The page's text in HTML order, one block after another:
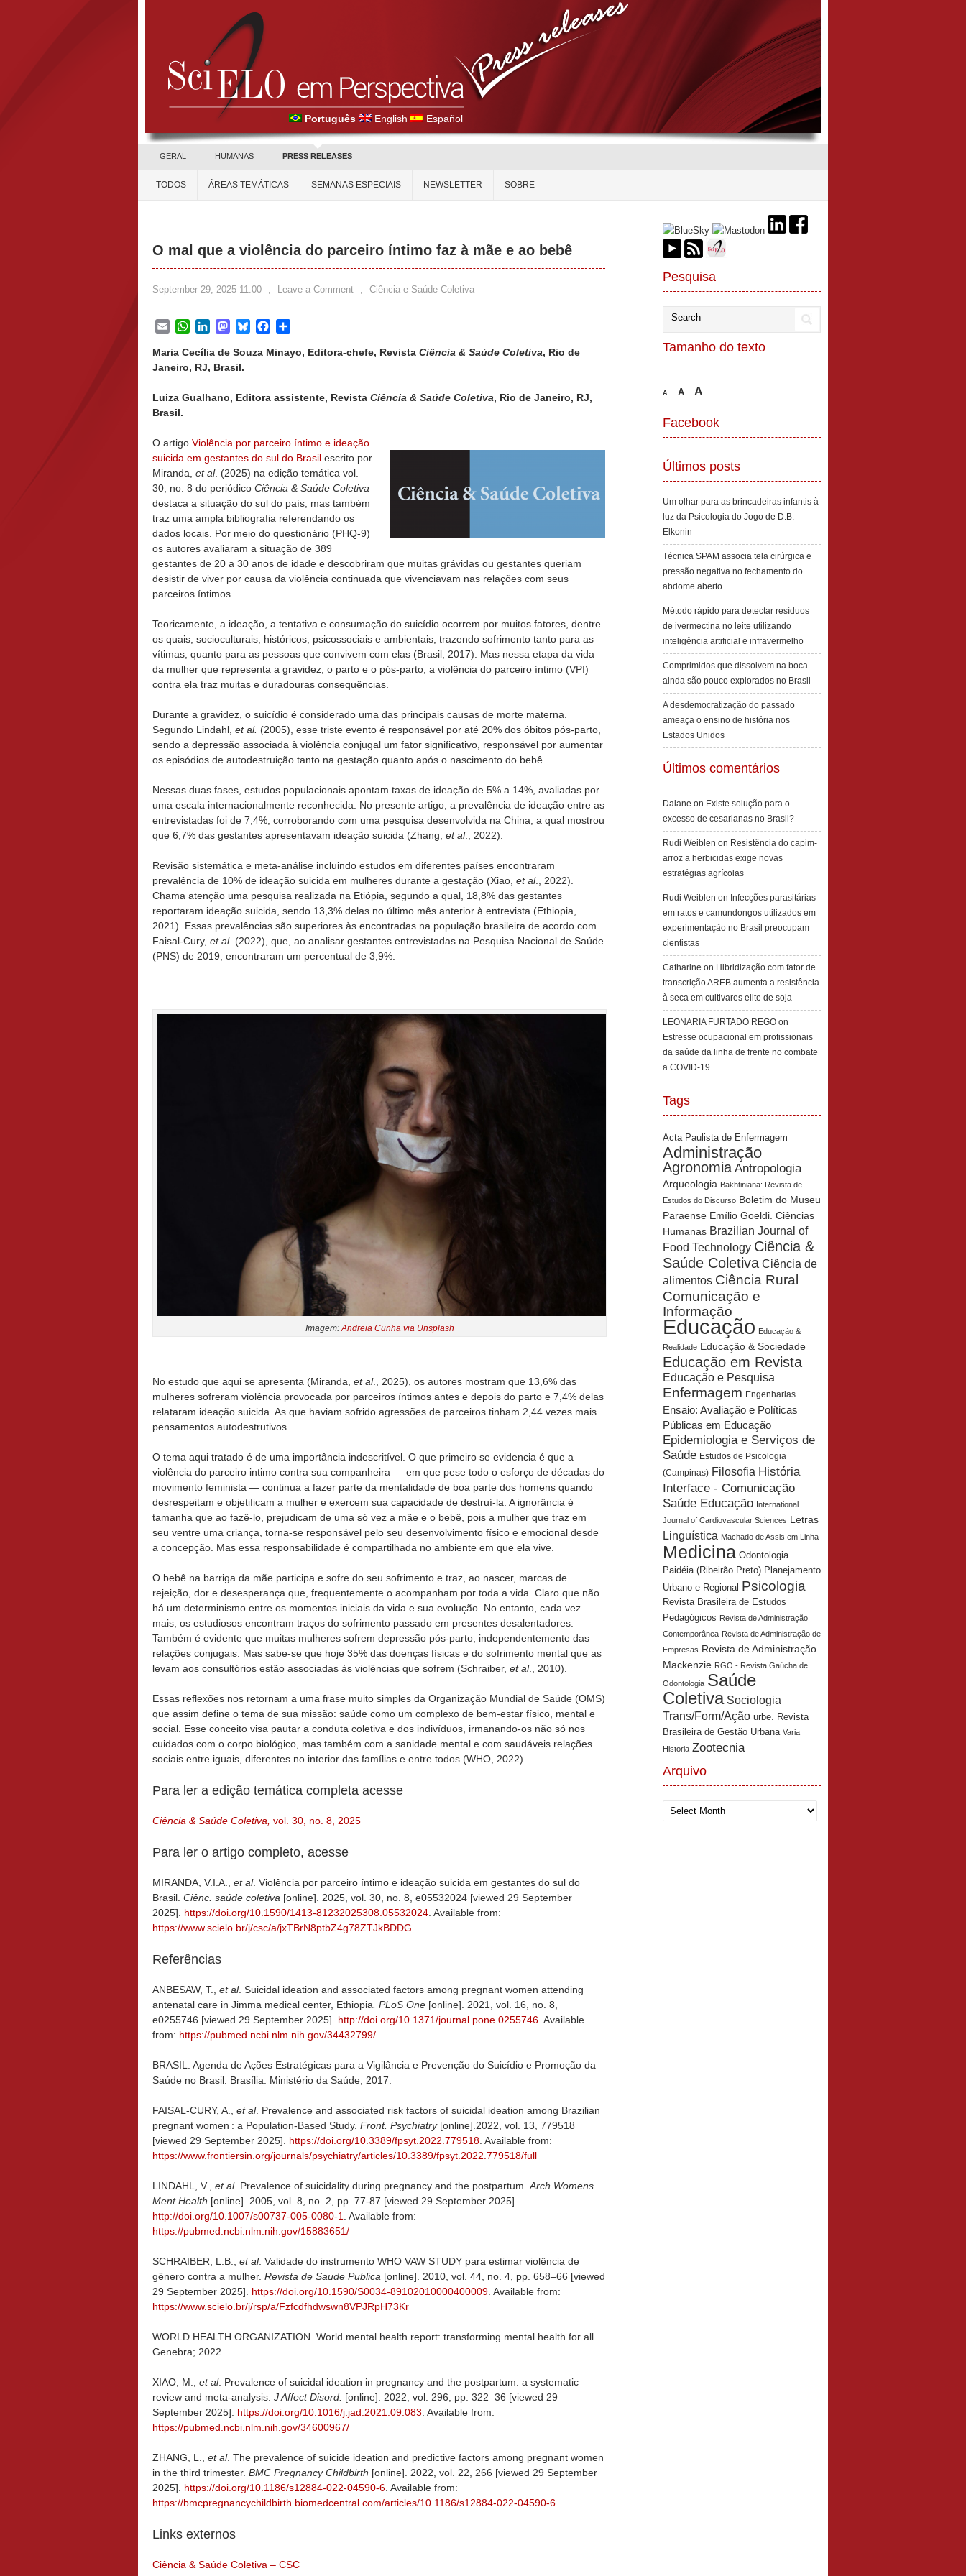
Português English Español
GERAL HUMANAS PRESS RELEASES
TODOS ÁREAS TEMÁTICAS SEMANAS ESPECIAIS NEWSLETTER SOBRE
O mal que a violência do parceiro íntimo faz à mãe e ao bebê
September 29, 2025 11:00 , Leave a Comment , Ciência e Saúde Coletiva
EmailWhatsApp
LinkedInMastodon
BlueskyFacebook
Maria Cecília de Souza Minayo, Editora-chefe, Revista Ciência & Saúde Coletiva, Rio de
Janeiro, RJ, Brasil.
Luiza Gualhano, Editora assistente, Revista Ciência & Saúde Coletiva, Rio de Janeiro, RJ,
Brasil.
O artigo Violência por parceiro íntimo e ideação
suicida em gestantes do sul do Brasil escrito por
Miranda, et al. (2025) na edição temática vol.
30, no. 8 do periódico Ciência & Saúde Coletiva
destaca a situação do sul do país, mas também
traz uma ampla bibliografia referendando os
dados locais. Por meio do questionário (PHQ-9)
os autores avaliaram a situação de 389
gestantes de 20 a 30 anos de idade e descobriram que muitas grávidas ou gestantes queriam
desistir de viver por causa da violência continuada que vivenciavam nas relações com seus
parceiros íntimos.
Teoricamente, a ideação, a tentativa e consumação do suicídio ocorrem por muitos fatores, dentre
os quais, socioculturais, históricos, psicossociais e ambientais, trazendo sofrimento tanto para as
vítimas, quanto para as pessoas que convivem com elas (Brasil, 2017). Mas nessa etapa da vida
da mulher que representa a gravidez, o parto e o pós-parto, a violência do parceiro íntimo (VPI)
contra ela traz muitas e duradouras consequências.
Durante a gravidez, o suicídio é considerado uma das principais causas de morte materna.
Segundo Lindahl, et al. (2005), esse triste evento é responsável por até 20% dos óbitos pós-parto,
sendo a depressão associada à violência conjugal um fator significativo, responsável por aumentar
os episódios de autodestruição tanto na gestação quanto após o nascimento do bebê.
Nessas duas fases, estudos populacionais apontam taxas de ideação de 5% a 14%, avaliadas por
uma escala internacionalmente reconhecida. No presente artigo, a prevalência de ideação entre as
entrevistadas foi de 7,4%, corroborando com uma pesquisa desenvolvida na China, a qual mostrou
que 6,7% das gestantes apresentavam ideação suicida (Zhang, et al., 2022).
Revisão sistemática e meta-análise incluindo estudos em diferentes países encontraram
prevalência de 10% de ideação suicida em mulheres durante a gestação (Xiao, et al., 2022).
Chama atenção uma pesquisa realizada na Etiópia, segundo a qual, 18,8% das gestantes
reportaram ideação suicida, sendo 13,3% delas no último mês anterior à entrevista (Ethiopia,
2021). Essas prevalências são superiores às encontradas na população brasileira de acordo com
Faisal-Cury, et al. (2022), que, ao analisar gestantes entrevistadas na Pesquisa Nacional de Saúde
(PNS) de 2019, encontraram um percentual de 3,9%.
Imagem: Andreia Cunha via Unsplash
No estudo que aqui se apresenta (Miranda, et al., 2025), os autores mostram que 13,6% das
mulheres sofreram violência provocada por parceiros íntimos antes e depois do parto e 7,4% delas
relataram ideação suicida. As que haviam sofrido agressões de parceiros tinham 2,44 vezes mais
pensamentos autodestrutivos.
O tema aqui tratado é de uma importância indescritível. O que primeiro se evidencia é que a
violência do parceiro intimo contra sua companheira — em que pese todo o esforço de décadas do
movimento feminista — continua a fazer parte da mentalidade de boa parte dos homens quando
desrespeitam e objetificam a mulher e exercem sua capacidade de destruí-la. A ignorância é
tamanha que ao fazê-lo, prejudicam de uma só vez a mãe e o bebê, pois a mulher que traz em
seu ventre uma criança, torna-se responsável pelo seu desenvolvimento físico e emocional desde
a concepção. Mas essa responsabilidade é compartilhada no ambiente em que ela vive.
O bebê na barriga da mãe participa e sofre do seu sofrimento e traz, ao nascer, marcas de
rejeição, dor e desesperança que, frequentemente o acompanham por toda a vida. Claro que não
há um determinismo entre os momentos iniciais da vida e sua evolução. No entanto, cada vez
mais, os estudiosos encontram traços do sofrimento passado em presentes desalentadores.
Também é evidente que muitas mulheres sofrem depressão pós-parto, independentemente das
relações conjugais. Mas sabe-se que hoje 35% das doenças físicas e do sofrimento mental que as
levam aos consultórios estão associadas às violências que sofrem (Schraiber, et al., 2010).
Essas reflexões nos retornam a uma frase muito simples da Organização Mundial de Saúde (OMS)
que assim define o tema de sua missão: saúde como um complexo de bem-estar físico, mental e
social. Esse conceito visa pautar a conduta coletiva e dos indivíduos, irmanando-os não só nos
cuidados com o corpo biológico, mas também com a sanidade mental e com saudáveis relações
sociais entre iguais, diferentes no interior das famílias e entre todos (WHO, 2022).
Para ler a edição temática completa acesse
Ciência & Saúde Coletiva, vol. 30, no. 8, 2025
Para ler o artigo completo, acesse
MIRANDA, V.I.A., et al. Violência por parceiro íntimo e ideação suicida em gestantes do sul do
Brasil. Ciênc. saúde coletiva [online]. 2025, vol. 30, no. 8, e05532024 [viewed 29 September
2025]. https://doi.org/10.1590/1413-81232025308.05532024 . Available from:
https://www.scielo.br/j/csc/a/jxTBrN8ptbZ4g78ZTJkBDDG
Referências
ANBESAW, T., et al. Suicidal ideation and associated factors among pregnant women attending
antenatal care in Jimma medical center, Ethiopia PLoS One [online]. 2021, vol. 16, no. 8,
e0255746 [viewed 29 September 2025]. http://doi.org/10.1371/journal.pone.0255746 . Available
from: https://pubmed.ncbi.nlm.nih.gov/34432799/
BRASIL. Agenda de Ações Estratégicas para a Vigilância e Prevenção do Suicídio e Promoção da
Saúde no Brasil. Brasília: Ministério da Saúde, 2017.
FAISAL-CURY, A., et al. Prevalence and associated risk factors of suicidal ideation among Brazilian
pregnant women : a Population-Based Study. Front. Psychiatry[online].2022, vol. 13, 779518
[viewed 29 September 2025]. https://doi.org/10.3389/fpsyt.2022.779518 . Available from:
https://www.frontiersin.org/journals/psychiatry/articles/10.3389/fpsyt.2022.779518/full
LINDAHL, V., et al. Prevalence of suicidality during pregnancy and the postpartum. Arch Womens
Ment Health [online]. 2005, vol. 8, no. 2, pp. 77-87 [viewed 29 September 2025].
http://doi.org/10.1007/s00737-005-0080-1
. Available from:
https://pubmed.ncbi.nlm.nih.gov/15883651/
SCHRAIBER, L.B., et al. Validade do instrumento WHO VAW STUDY para estimar violência de
gênero contra a mulher. Revista de Saude Publica [online]. 2010, vol. 44, no. 4, pp. 658–66 [viewed
29 September 2025]. https://doi.org/10.1590/S0034-89102010000400009 . Available from:
https://www.scielo.br/j/rsp/a/Fzfcdfhdwswn8VPJRpH73Kr
WORLD HEALTH ORGANIZATION. World mental health report: transforming mental health for all.
Genebra; 2022.
XIAO, M., et al. Prevalence of suicidal ideation in pregnancy and the postpartum: a systematic
review and meta-analysis. J Affect Disord. [online]. 2022, vol. 296, pp. 322–36 [viewed 29
September 2025]. https://doi.org/10.1016/j.jad.2021.09.083 . Available from:
https://pubmed.ncbi.nlm.nih.gov/34600967/
ZHANG, L., et al. The prevalence of suicide ideation and predictive factors among pregnant women
in the third trimester. BMC Pregnancy Childbirth [online]. 2022, vol. 22, 266 [viewed 29 September
2025]. https://doi.org/10.1186/s12884-022-04590-6 . Available from:
https://bmcpregnancychildbirth.biomedcentral.com/articles/10.1186/s12884-022-04590-6
Links externos
Ciência & Saúde Coletiva – CSC
Pesquisa
Tamanho do texto
A A A
Facebook
Últimos posts
Um olhar para as brincadeiras infantis à
luz da Psicologia do Jogo de D.B.
Elkonin
Técnica SPAM associa tela cirúrgica e
pressão negativa no fechamento do
abdome aberto
Método rápido para detectar resíduos
de ivermectina no leite utilizando
inteligência artificial e infravermelho
Comprimidos que dissolvem na boca
ainda são pouco explorados no Brasil
A desdemocratização do passado
ameaça o ensino de história nos
Estados Unidos
Últimos comentários
Daiane on Existe solução para o
excesso de cesarianas no Brasil?
Rudi Weiblen on Resistência do capim-
arroz a herbicidas exige novas
estratégias agrícolas
Rudi Weiblen on Infecções parasitárias
em ratos e camundongos utilizados em
experimentação no Brasil preocupam
cientistas
Catharine on Hibridização com fator de
transcrição AREB aumenta a resistência
à seca em cultivares elite de soja
LEONARIA FURTADO REGO on
Estresse ocupacional em profissionais
da saúde da linha de frente no combate
a COVID-19
Tags
Acta Paulista de Enfermagem
Administração
Agronomia Antropologia
Arqueologia Bakhtiniana: Revista de
Estudos do Discurso Boletim do Museu
Paraense Emílio Goeldi. Ciências
Humanas Brazilian Journal of
Food Technology Ciência &
Saúde Coletiva Ciência de
alimentos Ciência Rural
Comunicação e
Informação
Educação Educação &
Realidade Educação & Sociedade
Educação em Revista
Educação e Pesquisa
Enfermagem Engenharias
Ensaio: Avaliação e Políticas
Públicas em Educação
Epidemiologia e Serviços de
Saúde Estudos de Psicologia
(Campinas) Filosofia História
Interface - Comunicação
Saúde Educação International
Journal of Cardiovascular Sciences Letras
Linguística Machado de Assis em Linha
Medicina Odontologia
Paidéia (Ribeirão Preto) Planejamento
Urbano e Regional Psicologia
Revista Brasileira de Estudos
Pedagógicos Revista de Administração
Contemporânea Revista de Administração de
Empresas Revista de Administração
Mackenzie RGO - Revista Gaúcha de
Odontologia Saúde
Coletiva Sociologia
Trans/Form/Ação urbe. Revista
Brasileira de Gestão Urbana Varia
Historia Zootecnia
Arquivo
Arquivo